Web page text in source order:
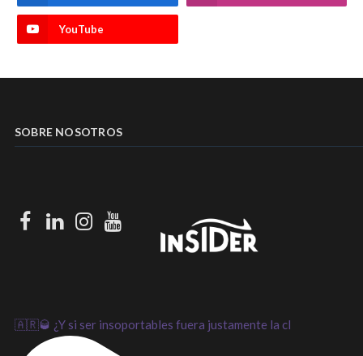
YouTube
SOBRE NOSOTROS
Facebook
LinkedInInstagram
Youtube
🇦🇷🥃 ¿Y si ser insoportables fuera justamente la cl